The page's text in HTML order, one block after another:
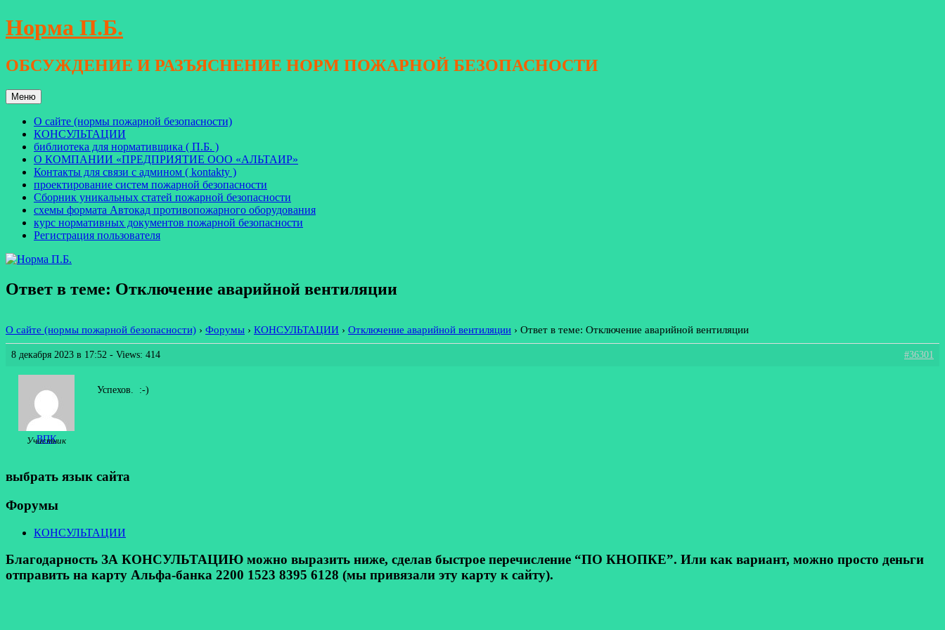
Перейти
к
Норма П.Б.
ОБСУЖДЕНИЕ И РАЗЪЯСНЕНИЕ НОРМ ПОЖАРНОЙ БЕЗОПАСНОСТИ
Меню
О сайте (нормы пожарной безопасности)
КОНСУЛЬТАЦИИ
библиотека для нормативщика ( П.Б. )
О КОМПАНИИ «ПРЕДПРИЯТИЕ ООО «АЛЬТАИР»
Контакты для связи с админом ( kontakty )
проектирование систем пожарной безопасности
Сборник уникальных статей пожарной безопасности
схемы формата Автокад противопожарного оборудования
курс нормативных документов пожарной безопасности
Регистрация пользователя
Ответ в теме: Отключение аварийной вентиляции
О сайте (нормы пожарной безопасности) › Форумы › КОНСУЛЬТАЦИИ › Отключение аварийной вентиляции › Ответ в теме: Отключение аварийной вентиляции
8 декабря 2023 в 17:52 - Views: 414 #36301
ВПК
Участник
Успехов. :-)
выбрать язык сайта
Форумы
КОНСУЛЬТАЦИИ
Благодарность ЗА КОНСУЛЬТАЦИЮ можно выразить ниже, сделав быстрое перечисление “ПО КНОПКЕ”. Или как вариант, можно просто деньги
отправить на карту Альфа-банка 2200 1523 8395 6128 (мы привязали эту карту к сайту).